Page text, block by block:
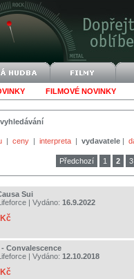
FILMOVÉ NOVINKY
| ceny | interpreta | vydavatele |
Předchozí 1 2 3
Sui
| Vydáno: 16.9.2022
Convalescence
| Vydáno: 12.10.2018